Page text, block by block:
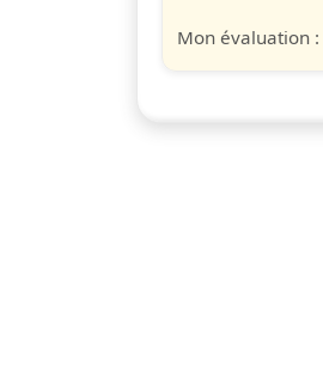
Mon évaluation :